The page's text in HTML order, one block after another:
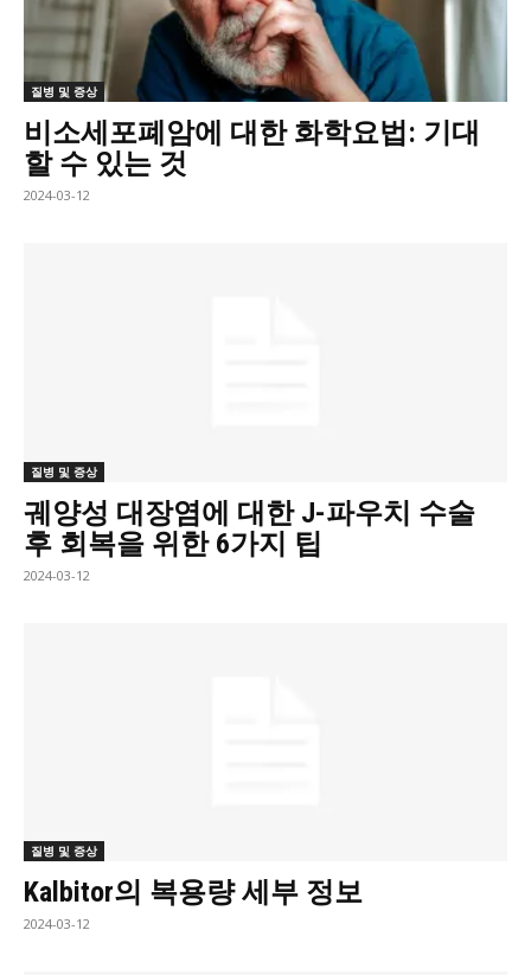
질병 및 증상
비소세포폐암에 대한 화학요법: 기대
할 수 있는 것
2024-03-12
질병 및 증상
궤양성 대장염에 대한 J-파우치 수술
후 회복을 위한 6가지 팁
2024-03-12
질병 및 증상
Kalbitor의 복용량 세부 정보
2024-03-12